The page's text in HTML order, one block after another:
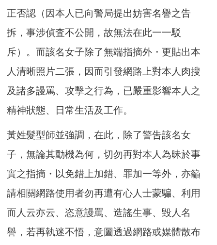
正否認（因本人已向警局提出妨害名譽之告
拆，事涉偵査不公開，故無法在此一一駁
斥）。而該名女子除了無端指摘外・更貼出本
人清晰照片二張，因而引發網路上對本人肉搜
及諸多謾罵、攻擊之行為，已嚴重影響本人之
精神狀態、日常生活及工作。
黃姓髮型師並強調，在此，除了警吿該名女
子，無論其動機為何，切勿再對本人為昧於事
實之指摘・以免錯上加錯、罪加一等外，亦籲
請相關網路使用者勿再遭有心人士蒙騙、利用
而人云亦云、恣意謾罵、造謠生事、毀人名
譽，若再執迷不悟，意圖透過網路或媒體散布